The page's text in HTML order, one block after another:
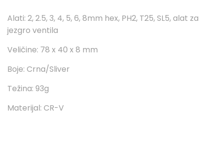
Alati: 2, 2.5, 3, 4, 5, 6, 8mm hex, PH2, T25, SL5, alat za
jezgro ventila
Veličine: 78 x 40 x 8 mm
Boje: Crna/Sliver
Težina: 93g
Materijal: CR-V